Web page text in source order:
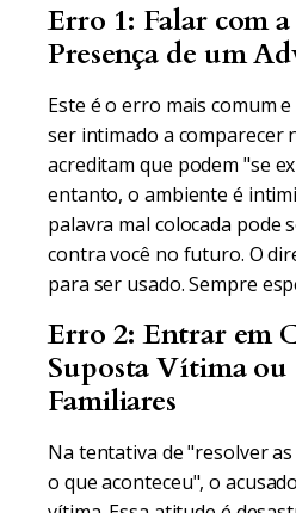
Erro 1: Falar com
Presença de um
Este é o erro mais comum
ser intimado a comparecer
acreditam que podem "se
entanto, o ambiente é
palavra mal colocada pode
contra você no futuro. O
para ser usado. Sempre
Erro 2: Entrar em
Suposta Vítima ou
Familiares
Na tentativa de "resolver
o que aconteceu", o